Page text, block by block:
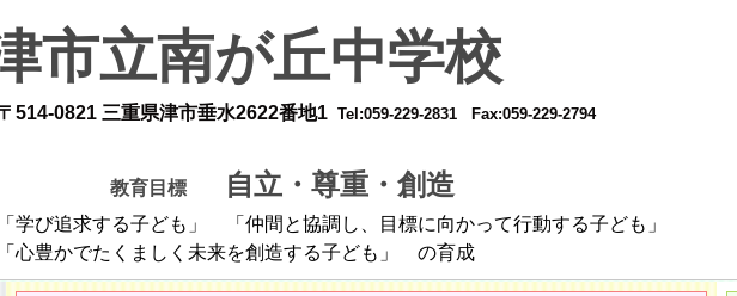
市立南が丘中学校
市垂水2622番地1 Tel:059-229-2831 Fax:059-229-2794
教育目標 自立・尊重・創造
「仲間と協調し、目標に向かって行動する子ども」
未来を創造する子ども 」 の育成